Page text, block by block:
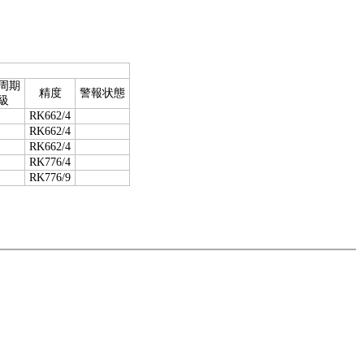
期
精度
警報状態
RK662/4
RK662/4
RK662/4
RK776/4
RK776/9